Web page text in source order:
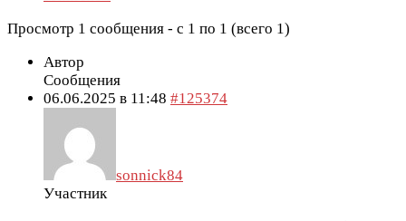
Просмотр 1 сообщения - с 1 по 1 (всего 1)
Автор
Сообщения
06.06.2025 в 11:48 #125374
sonnick84
Участник